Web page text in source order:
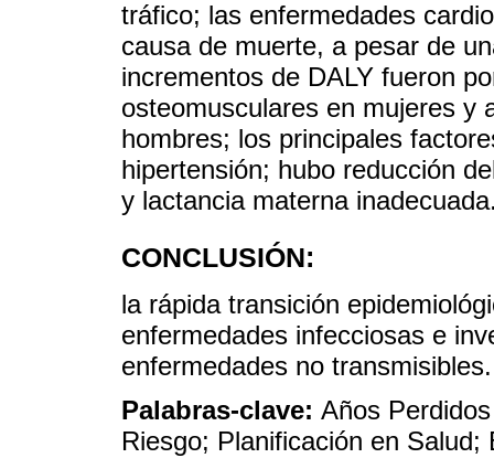
tráfico; las enfermedades
causa de muerte, a pesar de
incrementos de DALY fueron
osteomusculares en mujeres y
hombres; los principales
hipertensión; hubo reducción
y lactancia materna
CONCLUSIÓN:
la rápida transición
enfermedades infecciosas e
enfermedades no transmisibles.
Palabras-clave: Años
Riesgo; Planificación en